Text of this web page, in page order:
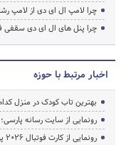
چرا لامپ ال ای دی از لامپ
چرا پنل های ال ای دی سقفی
اخبار مرتبط با حوزه
بهترین تاب کودک در منزل
رونمایی از سایت رسانه
رونمایی از کارت فوتبال ۲۰۲۶ پوپی